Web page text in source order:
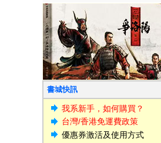
書城快訊
我系新手，如何購買？
台灣/香港免運費政策
優惠券激活及使用方式